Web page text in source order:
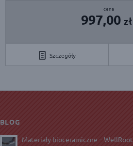
cena
997,00 zł
Szczegóły
BLOG
Materiały bioceramiczne – WellRoot